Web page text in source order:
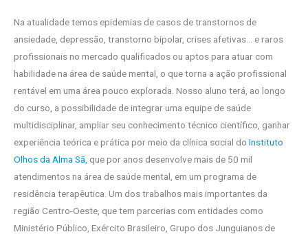
Na atualidade temos epidemias de casos de transtornos de
ansiedade, depressão, transtorno bipolar, crises afetivas… e raros
profissionais no mercado qualificados ou aptos para atuar com
habilidade na área de saúde mental, o que torna a ação profissional
rentável em uma área pouco explorada. Nosso aluno terá, ao longo
do curso, a possibilidade de integrar uma equipe de saúde
multidisciplinar, ampliar seu conhecimento técnico científico, ganhar
experiência teórica e prática por meio da clínica social do Instituto
Olhos da Alma Sã, que por anos desenvolve mais de 50 mil
atendimentos na área de saúde mental, em um programa de
residência terapêutica. Um dos trabalhos mais importantes da
região Centro-Oeste, que tem parcerias com entidades como
Ministério Público, Exército Brasileiro, Grupo dos Junguianos de